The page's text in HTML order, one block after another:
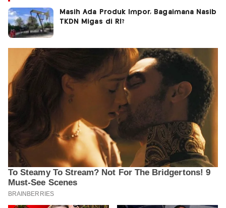
Masih Ada Produk Impor, Bagaimana Nasib
TKDN Migas di RI?